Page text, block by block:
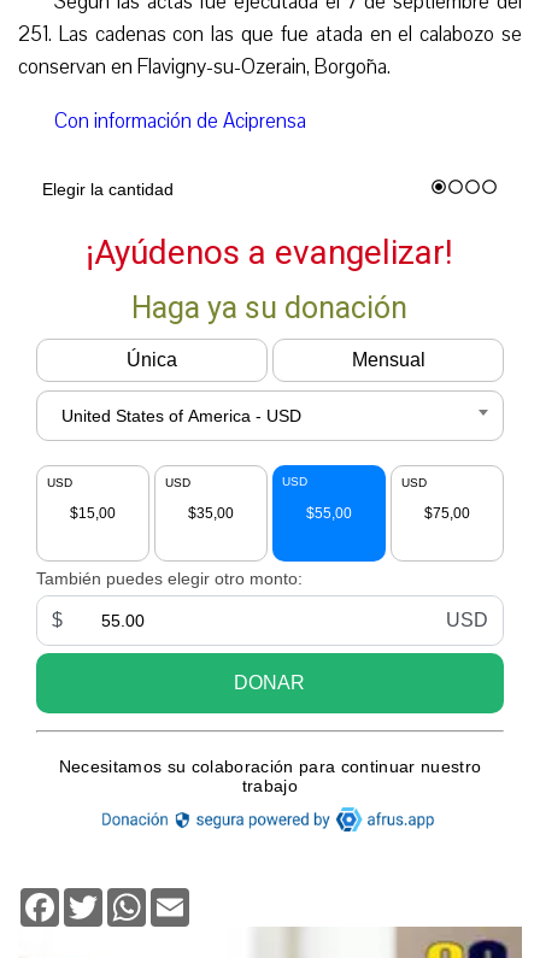
251. Las cadenas con las que fue atada en el calabozo se
conservan en Flavigny-su-Ozerain, Borgoña.
Con información de Aciprensa
Facebook
TwitterWhatsApp